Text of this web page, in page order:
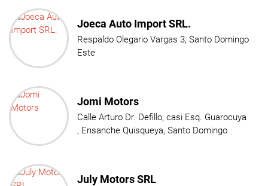
Joeca Auto Import SRL.
Respaldo Olegario Vargas 3, Santo Domingo
Este
Jomi Motors
Calle Arturo Dr. Defillo, casi Esq. Guarocuya
, Ensanche Quisqueya, Santo Domingo
July Motors SRL